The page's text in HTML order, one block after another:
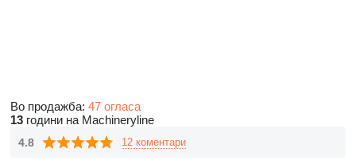
Во продажба: 47 огласа
13 години на Machineryline
4.8 12 коментари